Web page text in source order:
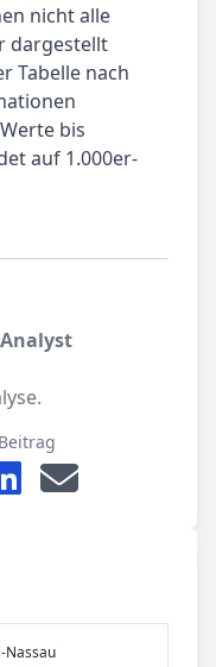
nicht alle
dargestellt
Tabelle nach
bis
auf 1.000er-
Nassau